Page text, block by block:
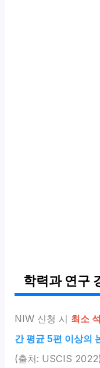
학력과 연구
NIW 신청 시 최소
간 평균 5편 이상의
(출처: USCIS